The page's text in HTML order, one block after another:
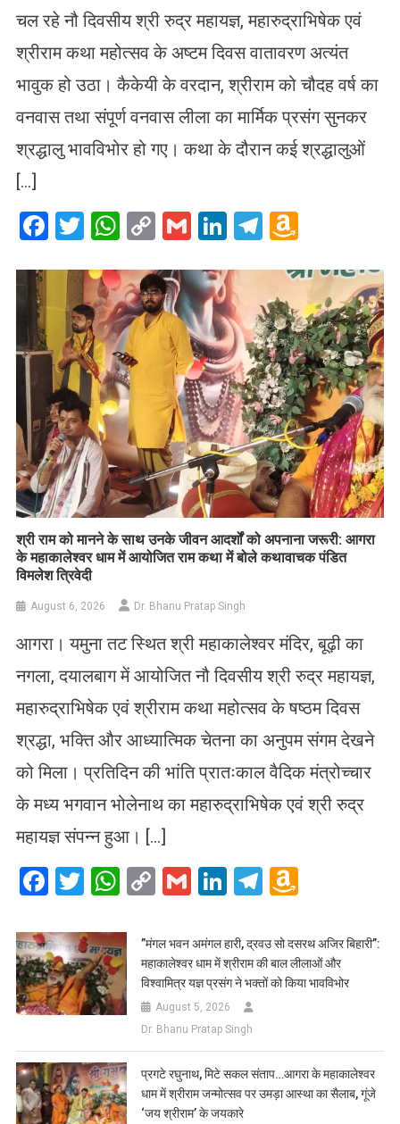
चल रहे नौ दिवसीय श्री रुद्र महायज्ञ, महारुद्राभिषेक एवं
श्रीराम कथा महोत्सव के अष्टम दिवस वातावरण अत्यंत
भावुक हो उठा। कैकेयी के वरदान, श्रीराम को चौदह वर्ष का
वनवास तथा संपूर्ण वनवास लीला का मार्मिक प्रसंग सुनकर
श्रद्धालु भावविभोर हो गए। कथा के दौरान कई श्रद्धालुओं
[…]
Facebook
Twitter
WhatsApp
CopyGmailLinkedIn
Telegram
List
​श्री राम को मानने के साथ उनके जीवन आदर्शों को अपनाना जरूरी: आगरा
के महाकालेश्वर धाम में आयोजित राम कथा में बोले कथावाचक पंडित
विमलेश त्रिवेदी
August 6, 2026 Dr. Bhanu Pratap Singh
आगरा। यमुना तट स्थित श्री महाकालेश्वर मंदिर, बूढ़ी का
नगला, दयालबाग में आयोजित नौ दिवसीय श्री रुद्र महायज्ञ,
महारुद्राभिषेक एवं श्रीराम कथा महोत्सव के षष्ठम दिवस
श्रद्धा, भक्ति और आध्यात्मिक चेतना का अनुपम संगम देखने
को मिला। प्रतिदिन की भांति प्रातःकाल वैदिक मंत्रोच्चार
के मध्य भगवान भोलेनाथ का महारुद्राभिषेक एवं श्री रुद्र
महायज्ञ संपन्न हुआ। […]
Facebook
Twitter
WhatsApp
CopyGmailLinkedIn
Telegram
List
​”मंगल भवन अमंगल हारी, द्रवउ सो दसरथ अजिर बिहारी”:
महाकालेश्वर धाम में श्रीराम की बाल लीलाओं और
विश्वामित्र यज्ञ प्रसंग ने भक्तों को किया भावविभोर
August 5, 2026
Dr. Bhanu Pratap Singh
प्रगटे रघुनाथ, मिटे सकल संताप…आगरा के महाकालेश्वर
धाम में श्रीराम जन्मोत्सव पर उमड़ा आस्था का सैलाब, गूंजे
‘जय श्रीराम’ के जयकारे